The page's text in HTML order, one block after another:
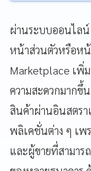
ผ่านระบบออนไล
หน้าส่วนตัวหรือห
Marketplace เพิ่
ความสะดวกมากขึ้
สินค้าผ่านอินสตร
พลิเคชั่นต่าง ๆ เพ
และผู้ขายที่สามาร